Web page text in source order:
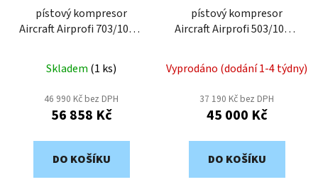
pístový kompresor
Aircraft Airprofi 703/100 P
Skladem (1 ks)
46 990 Kč bez DPH
56 858 Kč
DO KOŠÍKU
pístový kompresor
Aircraft Airprofi 503/100 P
Vyprodáno (dodání 1-4 týdny)
37 190 Kč bez DPH
45 000 Kč
DO KOŠÍKU